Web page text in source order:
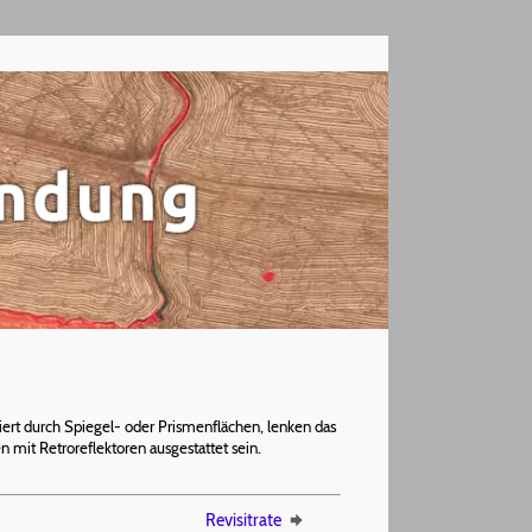
durch Spiegel- oder Prismenflächen, lenken das
mit Retroreflektoren ausgestattet sein.
Revisitrate